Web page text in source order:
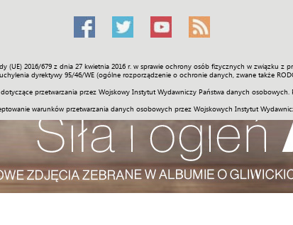
(UE) 2016/679 z dnia 27 kwietnia 2016 r. w sprawie ochrony osób fizycznych w związku
dyrektywy 95/46/WE (ogólne rozporządzenie o ochronie danych, zwane także
przetwarzania przez Wojskowy Instytut Wydawniczy Państwa danych osobowych.
warunków przetwarzania danych osobowych przez Wojskowych Instytut
Społeczność Sport Historia Galerie Wideo